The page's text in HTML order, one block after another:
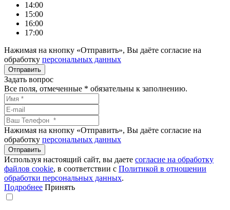
14:00
15:00
16:00
17:00
Нажимая на кнопку «Отправить», Вы даёте согласие на
обработку персональных данных
Задать вопрос
Все поля, отмеченные * обязательны к заполнению.
Нажимая на кнопку «Отправить», Вы даёте согласие на
обработку персональных данных
Используя настоящий сайт, вы даете согласие на обработку
файлов сookie, в соответствии с Политикой в отношении
обработки персональных данных.
Подробнее Принять